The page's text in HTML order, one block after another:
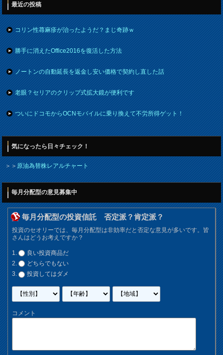
最近の投稿
コリン性蕁麻疹が治ったようだ？まじ奇跡ｗ
勝手に消えたOffice2016を復活した方法
ノートンの自動延長を返金し安い価格で契約し直した話
老眼？セリアのクリップ式拡大鏡が便利です
ついにドコモからOCNモバイルに乗り換えて不労所得ゲット！
気になったら日々チェック！
＞＞原油為替株レアルチャート
毎月分配型の意見募集中
毎月分配型の投資信託 否定派？肯定派？
投資のセオリーでは、毎月分配型は非効率だと否定な意見が多いです。皆
さんはどうお考えですか？
良い投資商品だ
どちらでもない
投資してはダメ
コメント